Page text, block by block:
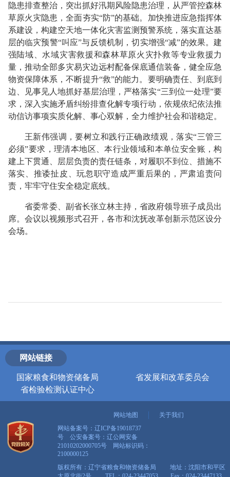
隐患排查整治，突出抓好汛期风险隐患治理，从严管控森林
草原火灾隐患，全面夯实“防”的基础。加快推进应急指挥体
系建设，构建空天地一体化灾害监测预警系统，落实直达基
层的临灾预警“叫应”与反馈机制，切实增强“减”的效果。建
强陆域、水域灾害救援和森林草原火灾扑救等专业救援力
量，推动全部多灾易灾边远村配备保底通信装备，健全应急
物资保障体系，不断提升“救”的能力。要明确责任、到底到
边、见事见人地抓好基层治理，严格落实“三到位一处理”要
求，深入实施矛盾纠纷排查化解专项行动，依规依纪依法推
动信访事项实质化解、事心双解，全力维护社会和谐稳定。
王新伟强调，要树立和践行正确政绩观，落实“三管三
必须”要求，理清本地区、本行业领域和本单位安全账，构
建上下贯通、层层负责的责任链条，对履职不到位、措施不
落实、推诿扯皮、玩忽职守造成严重后果的，严肃追责问
责，牢牢守住安全稳定底线。
省委常委、副省长张立林主持，省政府领导班子成员出
席。会议以视频形式召开，各市和沈抚改革创新示范区设分
会场。
网站链接
国家粮食和物资储备局
省发展和改革委员会
省检验检测认证中心
网站地图
关于我们
网站备案号：辽ICP备19018737
号 公安备案号： 辽公网安备
21010202000705号 网站标识码：
2100000125
版权所有：辽宁省粮食和物资储备局 地址：沈阳市和平区